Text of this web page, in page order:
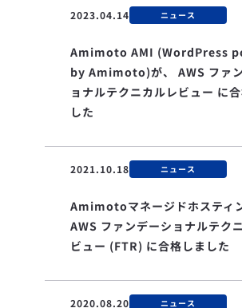
2023.04.14 ニュース
Amimoto AMI (WordPress
by Amimoto)が、 AWS ファ
ョナルテクニカルレビュー に
した
2021.10.18 ニュース
Amimotoマネージドホスティン
AWS ファンデーショナルテク
ビュー (FTR) に合格しました
2020.08.20 ニュース